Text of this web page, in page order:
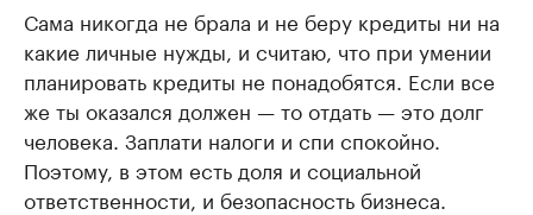
Сама никогда не брала и не беру кредиты ни на
какие личные нужды, и считаю, что при умении
планировать кредиты не понадобятся. Если все
же ты оказался должен — то отдать — это долг
человека. Заплати налоги и спи спокойно.
Поэтому, в этом есть доля и социальной
ответственности, и безопасность бизнеса.